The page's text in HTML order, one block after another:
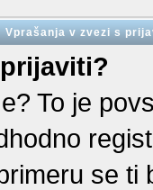
Vprašanja v zvezi s
To je
se ti